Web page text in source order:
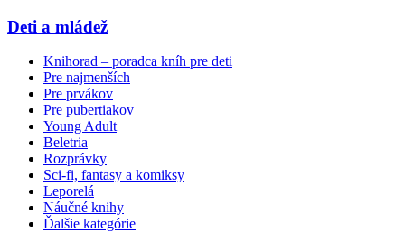
Deti a mládež
Knihorad – poradca kníh pre deti
Pre najmenších
Pre prvákov
Pre pubertiakov
Young Adult
Beletria
Rozprávky
Sci-fi, fantasy a komiksy
Leporelá
Náučné knihy
Ďalšie kategórie